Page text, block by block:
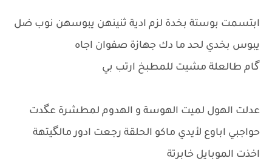
ابتسمت بوستة بخدة لزم ادية ثنينهن يبوسهن نوب ضل
يبوس بخدي لحد ما دك جهازة صفوان اجاه
گام طالعلة مشيت للمطبخ ارتب بي
عدلت الهول لميت الهوسة و الهدوم لمطشرة عگدت
حواجبي اباوع لأيدي ماكو الحلقة رجعت ادور مالگيتهة
اخذت الموبايل خابرتة